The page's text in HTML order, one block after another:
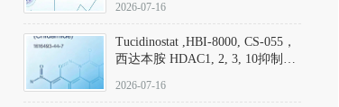
2026-07-16
Tucidinostat ,HBI-8000, CS-055，
西达本胺 HDAC1, 2, 3, 10抑制剂
D808567) - DKM活性分子
2026-07-16